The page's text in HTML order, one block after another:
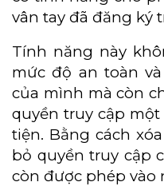
vân tay đã đăng ký
Tính năng này
mức độ an toàn
của mình mà còn
quyền truy cập
tiện. Bằng cách
bỏ quyền truy cập
còn được phép vào